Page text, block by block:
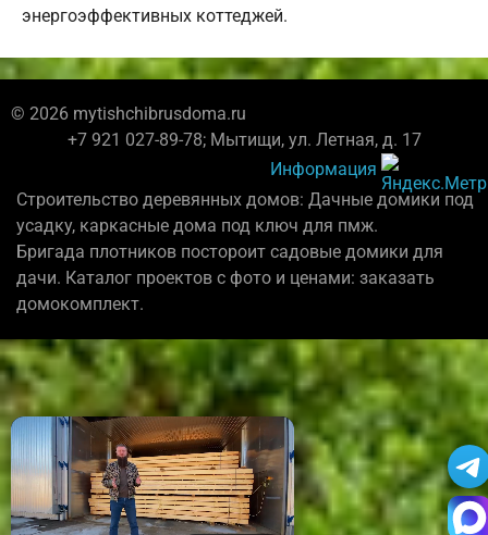
энергоэффективных коттеджей.
© 2026 mytishchibrusdoma.ru
+7 921 027-89-78; Мытищи, ул. Летная, д. 17
Информация
Строительство деревянных домов: Дачные домики под
усадку, каркасные дома под ключ для пмж.
Бригада плотников постороит садовые домики для
дачи. Каталог проектов с фото и ценами: заказать
домокомплект.